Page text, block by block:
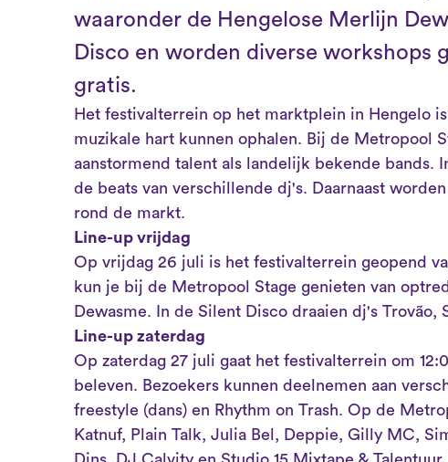
waaronder de Hengelose Merlijn
Disco en worden diverse workshops
gratis.
Het festivalterrein op het marktplein in Hengelo
muzikale hart kunnen ophalen. Bij de Metropool
aanstormend talent als landelijk bekende bands.
de beats van verschillende dj's. Daarnaast
rond de markt.
Line-up vrijdag
Op vrijdag 26 juli is het festivalterrein geopend
kun je bij de Metropool Stage genieten van
Dewasme. In de Silent Disco draaien dj's Trovão,
Line-up zaterdag
Op zaterdag 27 juli gaat het festivalterrein om
beleven. Bezoekers kunnen deelnemen aan
freestyle (dans) en Rhythm on Trash. Op de
Katnuf, Plain Talk, Julia Bel, Deppie, Gilly MC,